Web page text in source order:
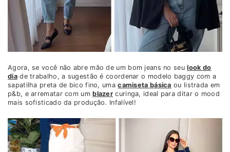
Agora, se você não abre mão de um bom jeans no seulook do
diade trabalho, a sugestão é coordenar o modelo baggy com a
sapatilha preta de bico fino, umacamiseta básica ou listrada em
p&b, e arrematar com umblazer curinga, ideal para ditar o mood
mais sofisticado da produção. Infalível!